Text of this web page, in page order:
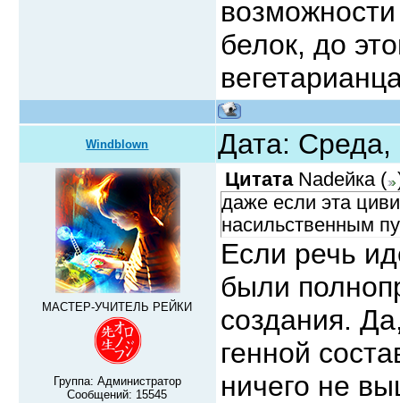
белок, до
Windblown Дата:
МАСТЕР-УЧИТЕЛЬ РЕЙКИ
Группа: Администратор
Сообщений: 15545
Цитата Nadeйка (
даже если эта
насильственным
Если речь
были
создания.
генной
ничего не